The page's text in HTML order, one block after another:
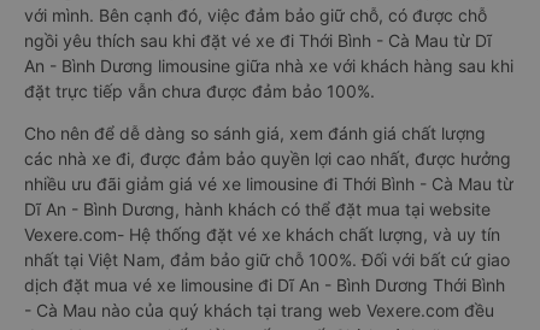
với mình. Bên cạnh đó, việc đảm bảo giữ chỗ, có được chỗ
ngồi yêu thích sau khi đặt vé xe đi Thới Bình - Cà Mau từ Dĩ
An - Bình Dương limousine giữa nhà xe với khách hàng sau khi
đặt trực tiếp vẫn chưa được đảm bảo 100%.
Cho nên để dễ dàng so sánh giá, xem đánh giá chất lượng
các nhà xe đi, được đảm bảo quyền lợi cao nhất, được hưởng
nhiều ưu đãi giảm giá vé xe limousine đi Thới Bình - Cà Mau từ
Dĩ An - Bình Dương, hành khách có thể đặt mua tại website
Vexere.com- Hệ thống đặt vé xe khách chất lượng, và uy tín
nhất tại Việt Nam, đảm bảo giữ chỗ 100%. Đối với bất cứ giao
dịch đặt mua vé xe limousine đi Dĩ An - Bình Dương Thới Bình
- Cà Mau nào của quý khách tại trang web Vexere.com đều